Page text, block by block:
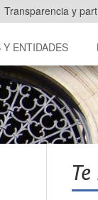
Transparencia y
Y ENTIDADES